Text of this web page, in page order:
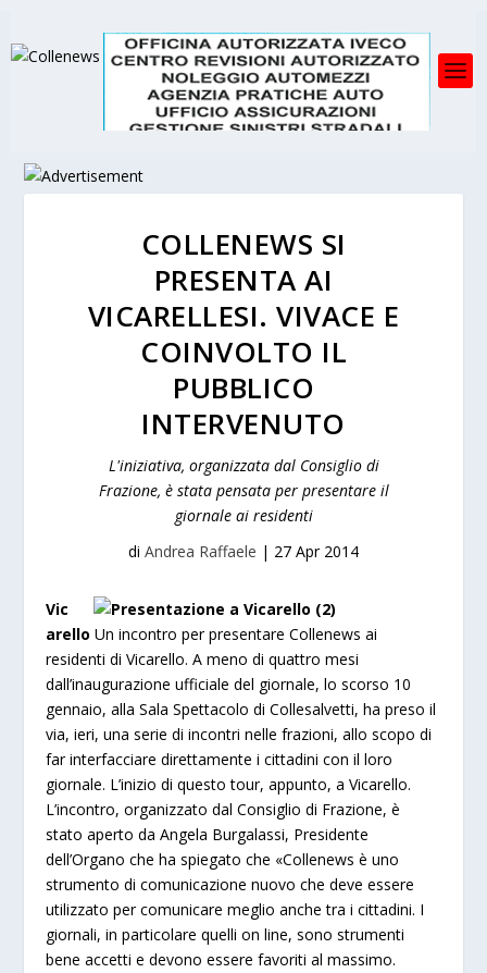
COLLENEWS SI
PRESENTA AI
VICARELLESI. VIVACE E
COINVOLTO IL
PUBBLICO
INTERVENUTO
L'iniziativa, organizzata dal Consiglio di
Frazione, è stata pensata per presentare il
giornale ai residenti
di Andrea Raffaele | 27 Apr 2014
Vic
arello Un incontro per presentare Collenews ai
residenti di Vicarello. A meno di quattro mesi
dall’inaugurazione ufficiale del giornale, lo scorso 10
gennaio, alla Sala Spettacolo di Collesalvetti, ha preso il
via, ieri, una serie di incontri nelle frazioni, allo scopo di
far interfacciare direttamente i cittadini con il loro
giornale. L’inizio di questo tour, appunto, a Vicarello.
L’incontro, organizzato dal Consiglio di Frazione, è
stato aperto da Angela Burgalassi, Presidente
dell’Organo che ha spiegato che «Collenews è uno
strumento di comunicazione nuovo che deve essere
utilizzato per comunicare meglio anche tra i cittadini. I
giornali, in particolare quelli on line, sono strumenti
bene accetti e devono essere favoriti al massimo.